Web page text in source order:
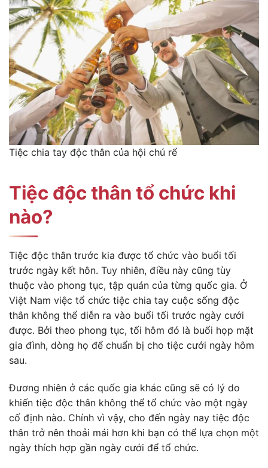
Tiệc chia tay độc thân của hội chú rể
Tiệc độc thân tổ chức khi
nào?
Tiệc độc thân trước kia được tổ chức vào buổi tối
trước ngày kết hôn. Tuy nhiên, điều này cũng tùy
thuộc vào phong tục, tập quán của từng quốc gia. Ở
Việt Nam việc tổ chức tiệc chia tay cuộc sống độc
thân không thể diễn ra vào buổi tối trước ngày cưới
được. Bởi theo phong tục, tối hôm đó là buổi họp mặt
gia đình, dòng họ để chuẩn bị cho tiệc cưới ngày hôm
sau.
Đương nhiên ở các quốc gia khác cũng sẽ có lý do
khiến tiệc độc thân không thể tổ chức vào một ngày
cố định nào. Chính vì vậy, cho đến ngày nay tiệc độc
thân trở nên thoải mái hơn khi bạn có thể lựa chọn một
ngày thích hợp gần ngày cưới để tổ chức.